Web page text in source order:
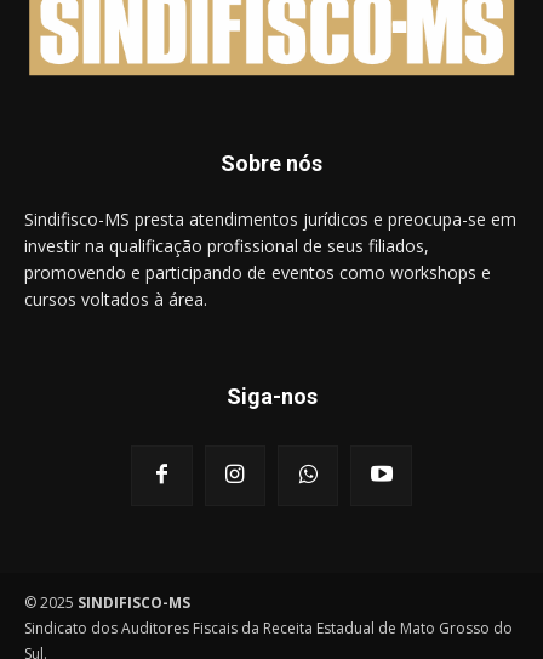
Sobre nós
Sindifisco-MS presta atendimentos jurídicos e preocupa-se em
investir na qualificação profissional de seus filiados,
promovendo e participando de eventos como workshops e
cursos voltados à área.
Siga-nos
© 2025 SINDIFISCO-MS
Sindicato dos Auditores Fiscais da Receita Estadual de Mato Grosso do
Sul.